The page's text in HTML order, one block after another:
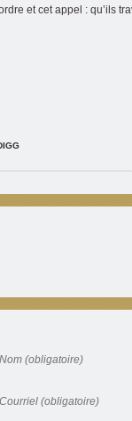
et cet appel : qu’ils
Nom (obligatoire)
Courriel (obligatoire)